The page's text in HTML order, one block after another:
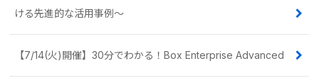
ける先進的な活用事例〜
【7/14(火)開催】30分でわかる！Box Enterprise Advanced